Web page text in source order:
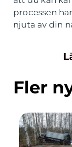
processen
njuta av din
Fler